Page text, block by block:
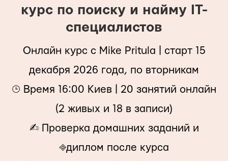
курс по поиску и найму IT-
специалистов
Онлайн курс с Mike Pritula | cтарт 15
декабря 2026 года, по вторникам
⌚︎ Время 16:00 Киев | 20 занятий онлайн
(2 живых и 18 в записи)
✍︎ Проверка домашних заданий и
⎆диплом после курса